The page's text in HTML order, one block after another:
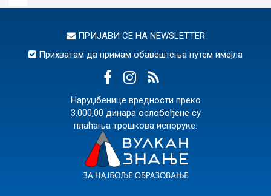
ПРИЈАВИ СЕ НА NEWSLETTER
Прихватам да примам обавештења путем имејла
Наруџбенице вредности преко
3.000,00 динара ослобођене су
плаћања трошкова испоруке.